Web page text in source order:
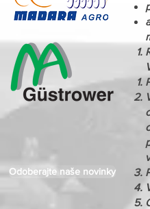
Odoberajte naše novinky